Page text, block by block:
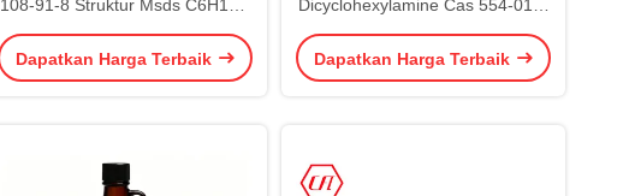
108-91-8 Struktur Msds C6H13N
99,5% Min
Dapatkan Harga Terbaik
Dicyclohexylamine Cas 554-01-8
DCHA
Dapatkan Harga Terbaik